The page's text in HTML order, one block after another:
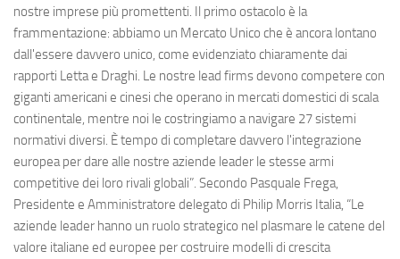
nostre imprese più promettenti. Il primo ostacolo è la
frammentazione: abbiamo un Mercato Unico che è ancora lontano
dall'essere davvero unico, come evidenziato chiaramente dai
rapporti Letta e Draghi. Le nostre lead firms devono competere con
giganti americani e cinesi che operano in mercati domestici di scala
continentale, mentre noi le costringiamo a navigare 27 sistemi
normativi diversi. È tempo di completare davvero l'integrazione
europea per dare alle nostre aziende leader le stesse armi
competitive dei loro rivali globali”. Secondo Pasquale Frega,
Presidente e Amministratore delegato di Philip Morris Italia, “Le
aziende leader hanno un ruolo strategico nel plasmare le catene del
valore italiane ed europee per costruire modelli di crescita